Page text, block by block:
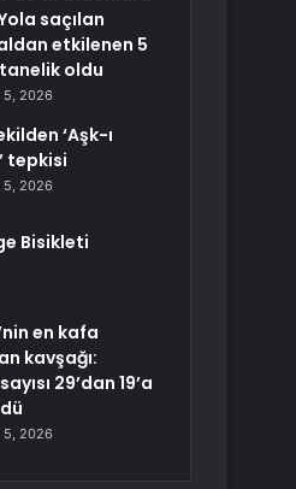
saçılan
etkilenen 5
oldu
5, 2026
‘Aşk-ı
tepkisi
5, 2026
Bisikleti
en kafa
kavşağı:
29’dan 19’a
5, 2026